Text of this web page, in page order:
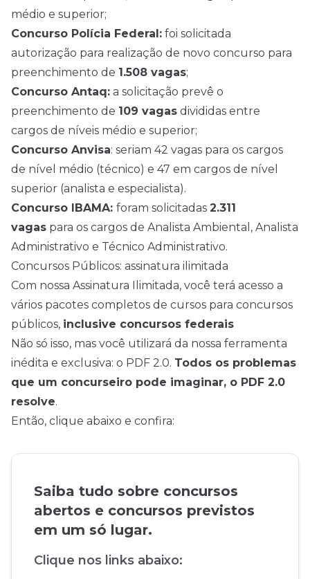
médio e superior;
Concurso Polícia Federal: foi solicitada
autorização para realização de novo concurso para
preenchimento de 1.508 vagas;
Concurso Antaq: a solicitação prevê o
preenchimento de 109 vagas divididas entre
cargos de níveis médio e superior;
Concurso Anvisa: seriam 42 vagas para os cargos
de nível médio (técnico) e 47 em cargos de nível
superior (analista e especialista).
Concurso IBAMA: foram solicitadas 2.311
vagas para os cargos de Analista Ambiental, Analista
Administrativo e Técnico Administrativo.
Concursos Públicos: assinatura ilimitada
Com nossa Assinatura Ilimitada, você terá acesso a
vários pacotes completos de cursos para concursos
públicos, inclusive concursos federais
Não só isso, mas você utilizará da nossa ferramenta
inédita e exclusiva: o PDF 2.0. Todos os problemas
que um concurseiro pode imaginar, o PDF 2.0
resolve.
Então, clique abaixo e confira:
Saiba tudo sobre concursos
abertos e concursos previstos
em um só lugar.
Clique nos links abaixo: